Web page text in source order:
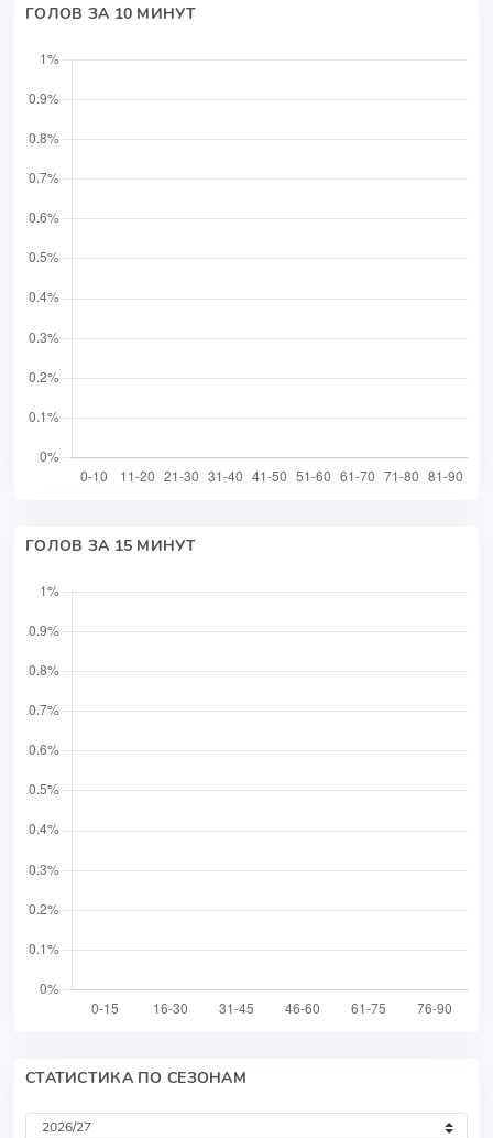
ГОЛОВ ЗА 10 МИНУТ
ГОЛОВ ЗА 15 МИНУТ
СТАТИСТИКА ПО СЕЗОНАМ